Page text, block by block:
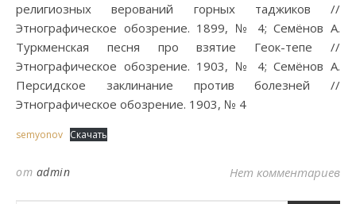
религиозных верований горных таджиков //
Этнографическое обозрение. 1899, № 4; Семёнов А.
Туркменская песня про взятие Геок-тепе //
Этнографическое обозрение. 1903, № 4; Семёнов А.
Персидское заклинание против болезней //
Этнографическое обозрение. 1903, № 4
semyonov Скачать
от admin Нет комментариев